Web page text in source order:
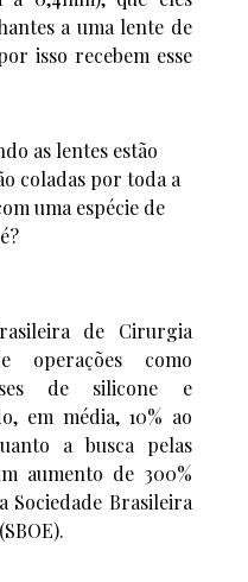
a uma lente de
isso recebem esse
as lentes estão
coladas por toda a
uma espécie de
de Cirurgia
operações como
de silicone e
em média, 10% ao
a busca pelas
aumento de 300%
Sociedade Brasileira